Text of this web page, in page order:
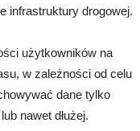
infrastruktury drogowej.
użytkowników na
w zależności od celu
dane tylko
nawet dłużej.